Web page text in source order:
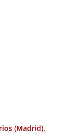
(Madrid).